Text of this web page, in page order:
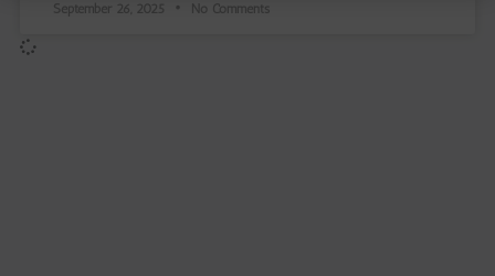
September 26, 2025 No Comments